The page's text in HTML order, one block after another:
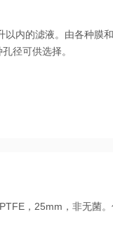
以内的滤液。由各种膜
径可供选择。
，25mm，非无菌